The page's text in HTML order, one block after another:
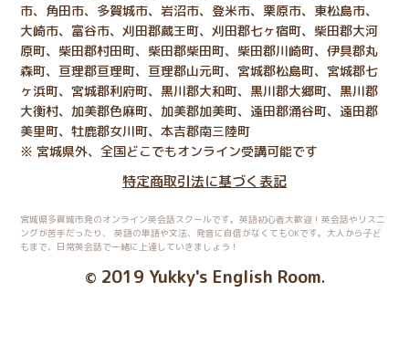
市、角田市、多賀城市、岩沼市、登米市、栗原市、東松島市、
大崎市、富谷市、刈田郡蔵王町、刈田郡七ヶ宿町、柴田郡大河
原町、柴田郡村田町、柴田郡柴田町、柴田郡川崎町、伊具郡丸
森町、亘理郡亘理町、亘理郡山元町、宮城郡松島町、宮城郡七
ヶ浜町、宮城郡利府町、黒川郡大和町、黒川郡大郷町、黒川郡
大衡村、加美郡色麻町、加美郡加美町、遠田郡涌谷町、遠田郡
美里町、牡鹿郡女川町、本吉郡南三陸町
※ 宮城県外、全国どこでもオンライン受講可能です
特定商取引法に基づく表記
宮城県多賀城市発のオンライン英会話スクールです。英語初心者大歓迎！英会話やリスニ
ングが苦手だったり、
英語の単語や文法、発音に自信がなくてもOKです。大人から子ど
もまで、日常英会話で一緒に上達していきましょう！
© 2019 Yukky's English Room.